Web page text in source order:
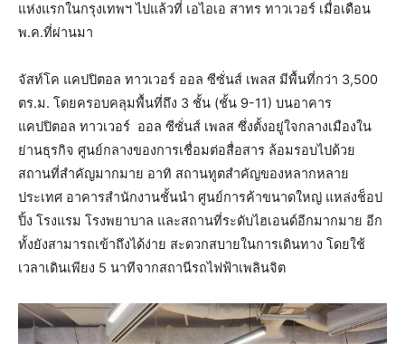
แห่งแรกในกรุงเทพฯ ไปแล้วที่ เอไอเอ สาทร ทาวเวอร์ เมื่อเดือน
พ.ค.ที่ผ่านมา
จัสท์โค แคปปิตอล ทาวเวอร์ ออล ซีซั่นส์ เพลส มีพื้นที่กว่า 3,500
ตร.ม. โดยครอบคลุมพื้นที่ถึง 3 ชั้น (ชั้น 9-11) บนอาคาร
แคปปิตอล ทาวเวอร์ ออล ซีซั่นส์ เพลส ซึ่งตั้งอยู่ใจกลางเมืองใน
ย่านธุรกิจ ศูนย์กลางของการเชื่อมต่อสื่อสาร ล้อมรอบไปด้วย
สถานที่สำคัญมากมาย อาทิ สถานทูตสำคัญของหลากหลาย
ประเทศ อาคารสำนักงานชั้นนำ ศูนย์การค้าขนาดใหญ่ แหล่งช็อป
ปิ้ง โรงแรม โรงพยาบาล และสถานที่ระดับไฮเอนด์อีกมากมาย อีก
ทั้งยังสามารถเข้าถึงได้ง่าย สะดวกสบายในการเดินทาง โดยใช้
เวลาเดินเพียง 5 นาทีจากสถานีรถไฟฟ้าเพลินจิต